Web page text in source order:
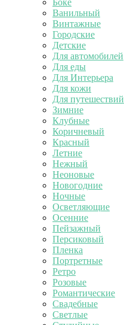
Боке
Ванильный
Винтажные
Городские
Детские
Для автомобилей
Для еды
Для Интерьера
Для кожи
Для путешествий
Зимние
Клубные
Коричневый
Красный
Летние
Нежный
Неоновые
Новогодние
Ночные
Осветляющие
Осенние
Пейзажный
Персиковый
Пленка
Портретные
Ретро
Розовые
Романтические
Свадебные
Светлые